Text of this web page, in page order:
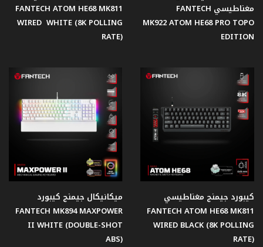
مغناطيسي FANTECH
MK922 ATOM HE68 PRO TOPO
EDITION
FANTECH ATOM HE68 MK811
WIRED WHITE (8K POLLING
RATE)
كيبورد جيمنج مغناطيسي
FANTECH ATOM HE68 MK811
WIRED BLACK (8K POLLING
RATE)
ميكانيكال جيمنج كيبورد
FANTECH MK894 MAXPOWER
II WHITE (DOUBLE-SHOT
ABS)